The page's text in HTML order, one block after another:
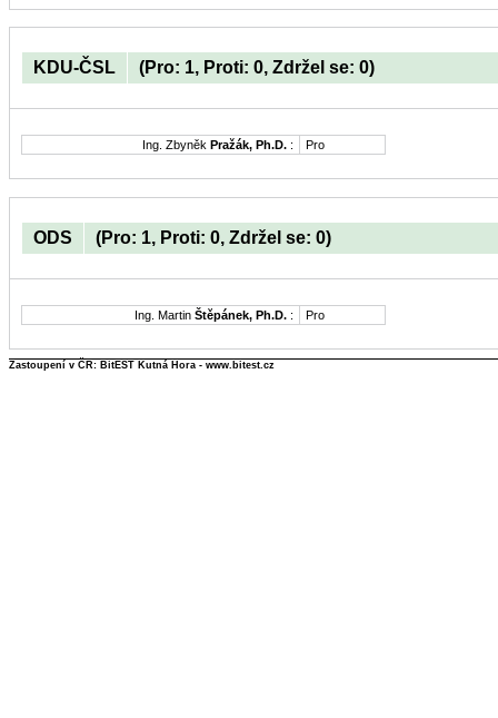
KDU-ČSL (Pro: 1, Proti: 0, Zdržel se: 0)
Ing. Zbyněk Pražák, Ph.D. : Pro
ODS (Pro: 1, Proti: 0, Zdržel se: 0)
Ing. Martin Štěpánek, Ph.D. : Pro
Zastoupení v ČR: BitEST Kutná Hora - www.bitest.cz